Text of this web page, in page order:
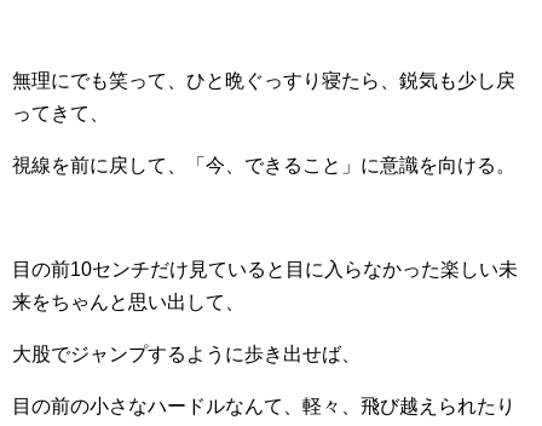
無理にでも笑って、ひと晩ぐっすり寝たら、鋭気も少し戻
ってきて、
視線を前に戻して、「今、できること」に意識を向ける。
目の前10センチだけ見ていると目に入らなかった楽しい未
来をちゃんと思い出して、
大股でジャンプするように歩き出せば、
目の前の小さなハードルなんて、軽々、飛び越えられたり